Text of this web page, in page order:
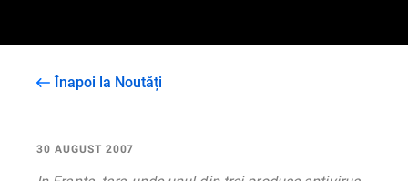
Înapoi la Noutăți
30 AUGUST 2007